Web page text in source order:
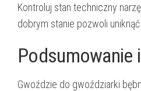
Kontroluj stan techniczny
dobrym stanie pozwoli
Podsumowanie
Gwoździe do gwoździarki